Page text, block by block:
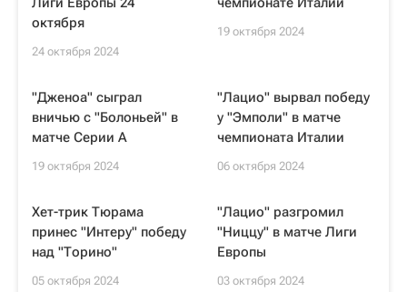
октября
24 октября 2024
19 октября 2024
"Дженоа" сыграл
вничью с "Болоньей" в
матче Серии А
19 октября 2024
"Лацио" вырвал победу
у "Эмполи" в матче
чемпионата Италии
06 октября 2024
Хет-трик Тюрама
принес "Интеру" победу
над "Торино"
05 октября 2024
"Лацио" разгромил
"Ниццу" в матче Лиги
Европы
03 октября 2024